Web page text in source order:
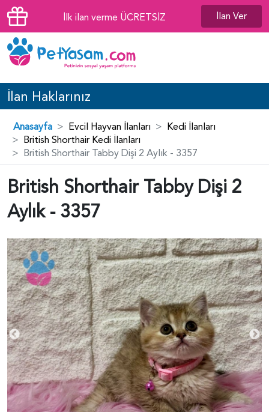
İlk ilan verme ÜCRETSİZ İlan Ver
İlan Haklarınız
Anasayfa Evcil Hayvan İlanları
Kedi İlanları
British Shorthair Kedi İlanları
British Shorthair Tabby Dişi 2 Aylık - 3357
British Shorthair Tabby Dişi 2
Aylık - 3357